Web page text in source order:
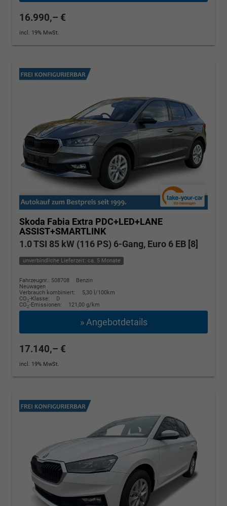
16.990,– €
incl. 19% MwSt.
Skoda Fabia Extra PDC+LED+LANE
ASSIST+SMARTLINK
1.0 TSI 85 kW (116 PS) 6-Gang, Euro 6 EB [8]
unverbindliche Lieferzeit: ca. 5 Monate
Fahrzeugnr.: 508708
Benzin
Neuwagen
Verbrauch kombiniert:
5,30 l/100km
CO2-Klasse:
D
CO2-Emissionen: 121,00 g/km
» Angebotdetails
17.140,– €
incl. 19% MwSt.